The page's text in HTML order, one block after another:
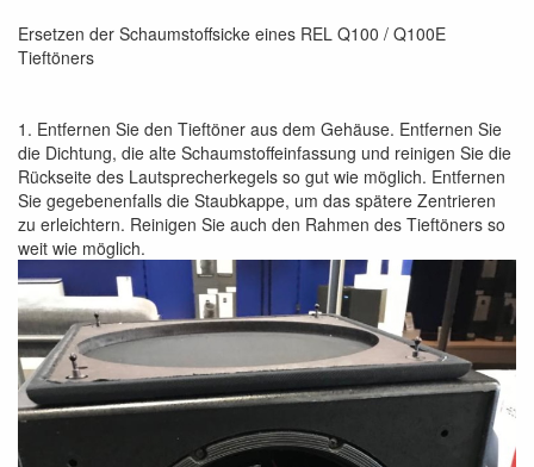
Ersetzen der Schaumstoffsicke eines REL Q100 / Q100E
Tieftöners
1. Entfernen Sie den Tieftöner aus dem Gehäuse. Entfernen Sie
die Dichtung, die alte Schaumstoffeinfassung und reinigen Sie die
Rückseite des Lautsprecherkegels so gut wie möglich. Entfernen
Sie gegebenenfalls die Staubkappe, um das spätere Zentrieren
zu erleichtern. Reinigen Sie auch den Rahmen des Tieftöners so
weit wie möglich.